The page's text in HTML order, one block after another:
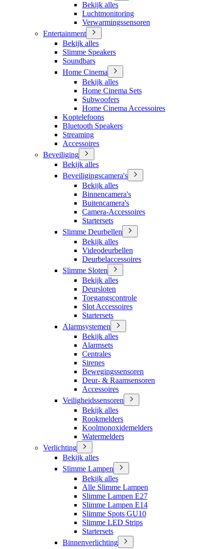
Bekijk alles
Luchtmonitoring
Verwarmingssensoren
Entertainment
Bekijk alles
Slimme Speakers
Soundbars
Home Cinema
Bekijk alles
Home Cinema Sets
Subwoofers
Home Cinema Accessoires
Koptelefoons
Bluetooth Speakers
Streaming
Accessoires
Beveiliging
Bekijk alles
Beveiligingscamera's
Bekijk alles
Binnencamera's
Buitencamera's
Camera-Accessoires
Startersets
Slimme Deurbellen
Bekijk alles
Videodeurbellen
Deurbelaccessoires
Slimme Sloten
Bekijk alles
Deursloten
Toegangscontrole
Slot Accessoires
Startersets
Alarmsystemen
Bekijk alles
Alarmsets
Centrales
Sirenes
Bewegingssensoren
Deur- & Raamsensoren
Accessoires
Veiligheidssensoren
Bekijk alles
Rookmelders
Koolmonoxidemelders
Watermelders
Verlichting
Bekijk alles
Slimme Lampen
Bekijk alles
Alle Slimme Lampen
Slimme Lampen E27
Slimme Lampen E14
Slimme Spots GU10
Slimme LED Strips
Startersets
Binnenverlichting